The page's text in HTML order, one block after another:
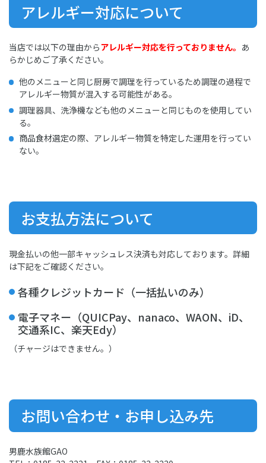
アレルギー対応について
当店では以下の理由からアレルギー対応を行っておりません。 あ
らかじめご了承ください。
他のメニューと同じ厨房で調理を行っているため調理の過程で
アレルギー物質が混入する可能性がある。
調理器具、洗浄機なども他のメニューと同じものを使用してい
る。
商品食材選定の際、アレルギー物質を特定した運用を行ってい
ない。
お支払方法について
現金払いの他一部キャッシュレス決済も対応しております。詳細
は下記をご確認ください。
各種クレジットカード（一括払いのみ）
電子マネー（QUICPay、nanaco、WAON、iD、
交通系IC、楽天Edy）
（チャージはできません。）
お問い合わせ・お申し込み先
男鹿水族館GAO